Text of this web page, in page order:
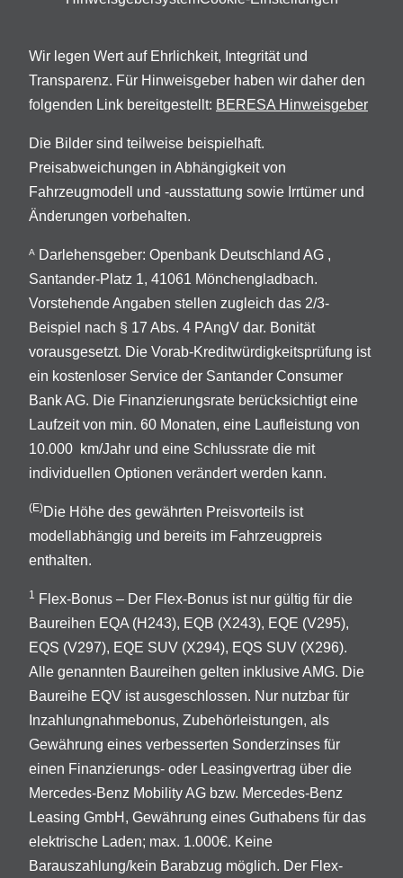
Wir legen Wert auf Ehrlichkeit, Integrität und
Transparenz. Für Hinweisgeber haben wir daher den
folgenden Link bereitgestellt: BERESA Hinweisgeber
Die Bilder sind teilweise beispielhaft.
Preisabweichungen in Abhängigkeit von
Fahrzeugmodell und -ausstattung sowie Irrtümer und
Änderungen vorbehalten.
A
Darlehensgeber: Openbank Deutschland AG ,
Santander-Platz 1, 41061 Mönchengladbach.
Vorstehende Angaben stellen zugleich das 2/3-
Beispiel nach § 17 Abs. 4 PAngV dar. Bonität
vorausgesetzt. Die Vorab-Kreditwürdigkeitsprüfung ist
ein kostenloser Service der Santander Consumer
Bank AG. Die Finanzierungsrate berücksichtigt eine
Laufzeit von min. 60 Monaten, eine Laufleistung von
10.000 km/Jahr und eine Schlussrate die mit
individuellen Optionen verändert werden kann.
(E)Die Höhe des gewährten Preisvorteils ist
modellabhängig und bereits im Fahrzeugpreis
enthalten.
1 Flex-Bonus – Der Flex-Bonus ist nur gültig für die
Baureihen EQA (H243), EQB (X243), EQE (V295),
EQS (V297), EQE SUV (X294), EQS SUV (X296).
Alle genannten Baureihen gelten inklusive AMG. Die
Baureihe EQV ist ausgeschlossen. Nur nutzbar für
Inzahlungnahmebonus, Zubehörleistungen, als
Gewährung eines verbesserten Sonderzinses für
einen Finanzierungs- oder Leasingvertrag über die
Mercedes-Benz Mobility AG bzw. Mercedes-Benz
Leasing GmbH, Gewährung eines Guthabens für das
elektrische Laden; max. 1.000€. Keine
Barauszahlung/kein Barabzug möglich. Der Flex-